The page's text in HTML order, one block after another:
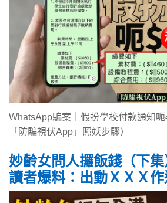
WhatsApp騙案｜假扮學校付款通知
「防騙視伏App」照妖步驟）
妙齡女問人攞飯錢（下
讀者爆料：出動ＸＸＸ